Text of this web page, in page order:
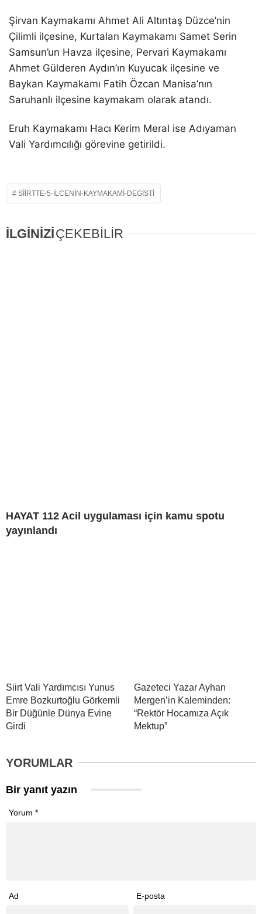
Şirvan Kaymakamı Ahmet Ali Altıntaş Düzce’nin
Çilimli ilçesine, Kurtalan Kaymakamı Samet Serin
Samsun’un Havza ilçesine, Pervari Kaymakamı
Ahmet Gülderen Aydın’ın Kuyucak ilçesine ve
Baykan Kaymakamı Fatih Özcan Manisa’nın
Saruhanlı ilçesine kaymakam olarak atandı.
Eruh Kaymakamı Hacı Kerim Meral ise Adıyaman
Vali Yardımcılığı görevine getirildi.
SIIRTTE-5-ILCENIN-KAYMAKAMI-DEGISTI
İLGİNİZİÇEKEBİLİR
HAYAT 112 Acil uygulaması için kamu spotu
yayınlandı
Siirt Vali Yardımcısı Yunus
Emre Bozkurtoğlu Görkemli
Bir Düğünle Dünya Evine
Girdi
Gazeteci Yazar Ayhan
Mergen’in Kaleminden:
“Rektör Hocamıza Açık
Mektup”
YORUMLAR
Bir yanıt yazın
Yorum *
Ad E-posta